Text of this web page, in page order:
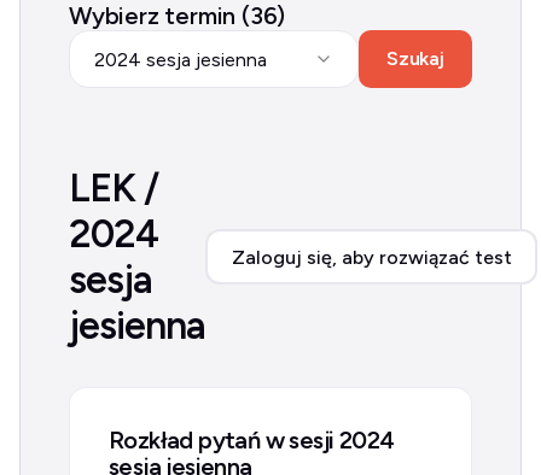
Wybierz termin (36)
2024 sesja jesienna Szukaj
LEK /
2024
sesja
jesienna
Zaloguj się, aby rozwiązać test
Rozkład pytań w sesji 2024
sesja jesienna